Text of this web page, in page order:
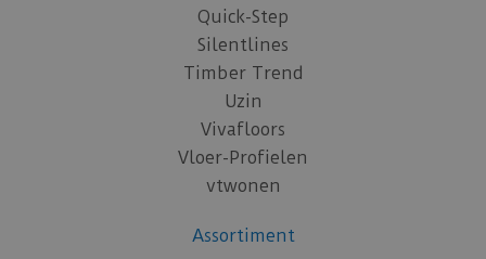
Quick-Step
Silentlines
Timber Trend
Uzin
Vivafloors
Vloer-Profielen
vtwonen
Assortiment